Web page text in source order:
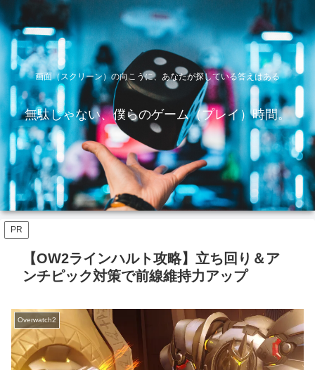
画面（スクリーン）の向こうに、あなたが探している答えはある
無駄じゃない、僕らのゲーム（プレイ）時間。
PR
【OW2ラインハルト攻略】立ち回り＆ア
ンチピック対策で前線維持力アップ
Overwatch2